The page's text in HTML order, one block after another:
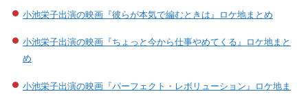
小池栄子出演の映画『彼らが本気で編むときは』ロケ地まとめ
小池栄子出演の映画『ちょっと今から仕事やめてくる』ロケ地まと
め
小池栄子出演の映画『パーフェクト・レボリューション』ロケ地ま